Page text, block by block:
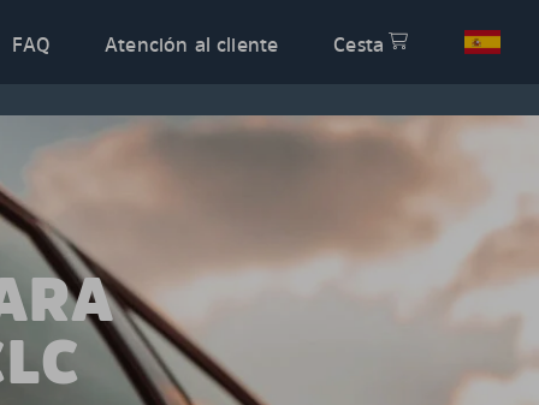
FAQ Atención al cliente Cesta